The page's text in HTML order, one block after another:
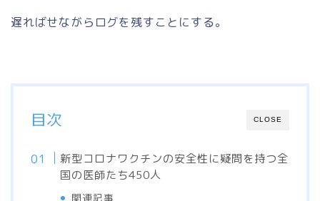
遅ればせながらログを残すことにする。
CLOSE
目次
新型コロナワクチンの安全性に疑問を持つ全
国の医師たち450人
関連記事